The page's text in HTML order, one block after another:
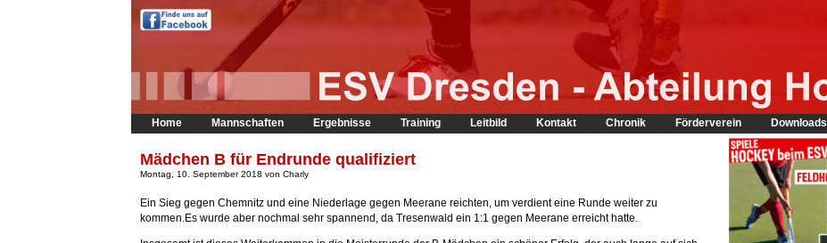
Home Mannschaften Ergebnisse Training Leitbild Kontakt Chronik Förderverein Downloads
Mädchen B für Endrunde qualifiziert
Montag, 10. September 2018 von Charly
Ein Sieg gegen Chemnitz und eine Niederlage gegen Meerane reichten, um verdient eine Runde weiter zu
kommen.Es wurde aber nochmal sehr spannend, da Tresenwald ein 1:1 gegen Meerane erreicht hatte.